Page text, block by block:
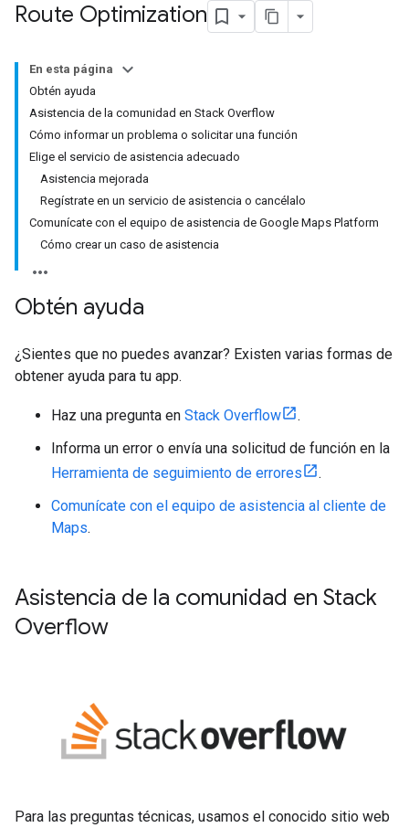
Route Optimization
En esta página
Obtén ayuda
Asistencia de la comunidad en Stack Overflow
Cómo informar un problema o solicitar una función
Elige el servicio de asistencia adecuado
Asistencia mejorada
Regístrate en un servicio de asistencia o cancélalo
Comunícate con el equipo de asistencia de Google Maps Platform
Cómo crear un caso de asistencia
Obtén ayuda
¿Sientes que no puedes avanzar? Existen varias formas de
obtener ayuda para tu app.
Haz una pregunta en Stack Overflow
.
Informa un error o envía una solicitud de función en la
Herramienta de seguimiento de errores
.
Comunícate con el equipo de asistencia al cliente de
Maps.
Asistencia de la comunidad en Stack
Overflow
Para las preguntas técnicas, usamos el conocido sitio web